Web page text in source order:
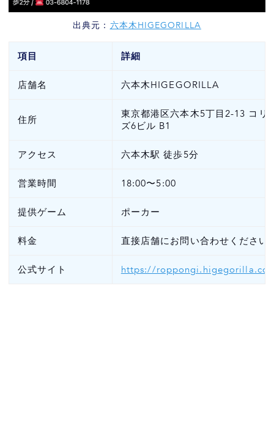
出典元： 六本木HIGEGORILLA
項目 詳細
店舗名 六本木HIGEGORILLA
住所
東京都港区六本木5丁目2-13 コリ
ズ6ビル B1
アクセス 六本木駅 徒歩5分
営業時間 18:00〜5:00
提供ゲーム ポーカー
料金 直接店舗にお問い合わせください
公式サイト https://